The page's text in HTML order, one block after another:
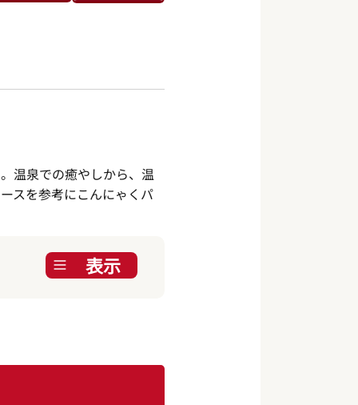
温泉での癒やしから、温
スを参考にこんにゃくパ
表示